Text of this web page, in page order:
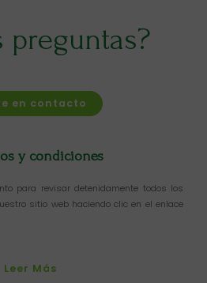
preguntas?
en contacto
y condiciones
para revisar detenidamente todos los
sitio web haciendo clic en el enlace
Leer Más